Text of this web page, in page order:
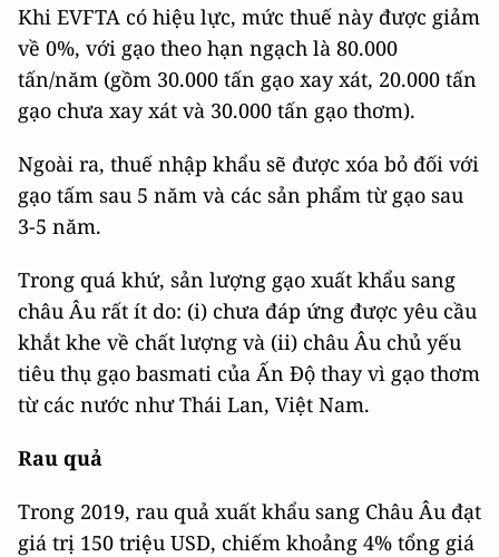
Khi EVFTA có hiệu lực, mức thuế này được giảm
về 0%, với gạo theo hạn ngạch là 80.000
tấn/năm (gồm 30.000 tấn gạo xay xát, 20.000 tấn
gạo chưa xay xát và 30.000 tấn gạo thơm).
Ngoài ra, thuế nhập khẩu sẽ được xóa bỏ đối với
gạo tấm sau 5 năm và các sản phẩm từ gạo sau
3-5 năm.
Trong quá khứ, sản lượng gạo xuất khẩu sang
châu Âu rất ít do: (i) chưa đáp ứng được yêu cầu
khắt khe về chất lượng và (ii) châu Âu chủ yếu
tiêu thụ gạo basmati của Ấn Độ thay vì gạo thơm
từ các nước như Thái Lan, Việt Nam.
Rau quả
Trong 2019, rau quả xuất khẩu sang Châu Âu đạt
giá trị 150 triệu USD, chiếm khoảng 4% tổng giá